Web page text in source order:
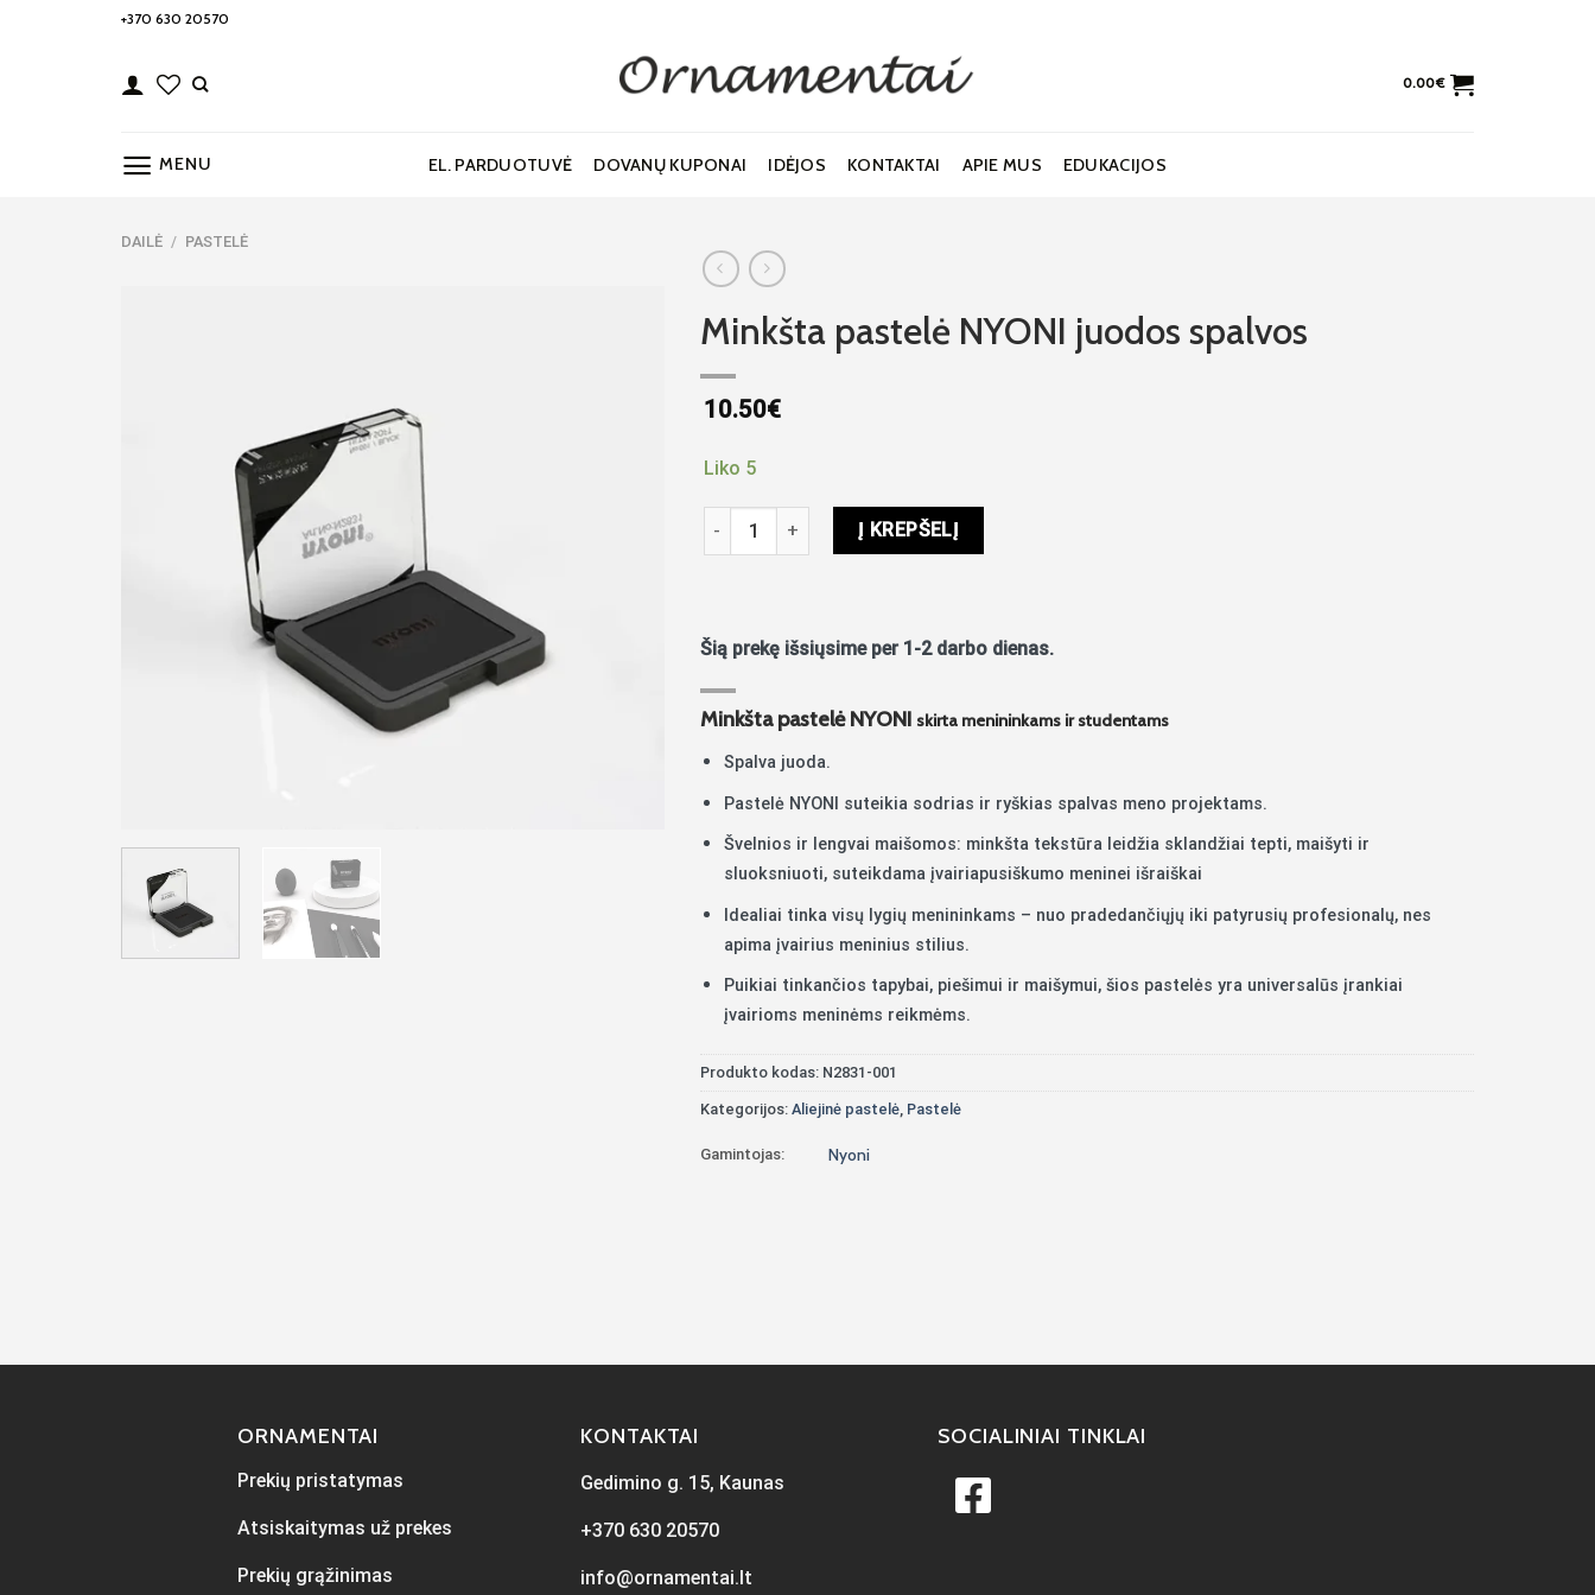
+370 630 20570
0.00€
MENU EL. PARDUOTUVĖ DOVANŲ KUPONAI IDĖJOS KONTAKTAI APIE MUS EDUKACIJOS
DAILĖ / PASTELĖ
Minkšta pastelė NYONI juodos spalvos
10.50€
Liko 5
produkto kiekis: Minkšta pastelė NYONI juodos spalvos
Į KREPŠELĮ
Šią prekę išsiųsime per 1-2 darbo dienas.
Minkšta pastelė NYONI skirta menininkams ir studentams
Spalva juoda.
Pastelė NYONI suteikia sodrias ir ryškias spalvas meno projektams.
Švelnios ir lengvai maišomos: minkšta tekstūra leidžia sklandžiai tepti, maišyti ir
sluoksniuoti, suteikdama įvairiapusiškumo meninei išraiškai
Idealiai tinka visų lygių menininkams – nuo ​​pradedančiųjų iki patyrusių profesionalų, nes
apima įvairius meninius stilius.
Puikiai tinkančios tapybai, piešimui ir maišymui, šios pastelės yra universalūs įrankiai
įvairioms meninėms reikmėms.
Produkto kodas: N2831-001
Kategorijos: Aliejinė pastelė, Pastelė
Gamintojas: Nyoni
ORNAMENTAI
Prekių pristatymas
Atsiskaitymas už prekes
Prekių grąžinimas
KONTAKTAI
Gedimino g. 15, Kaunas
+370 630 20570
info@ornamentai.lt
SOCIALINIAI TINKLAI